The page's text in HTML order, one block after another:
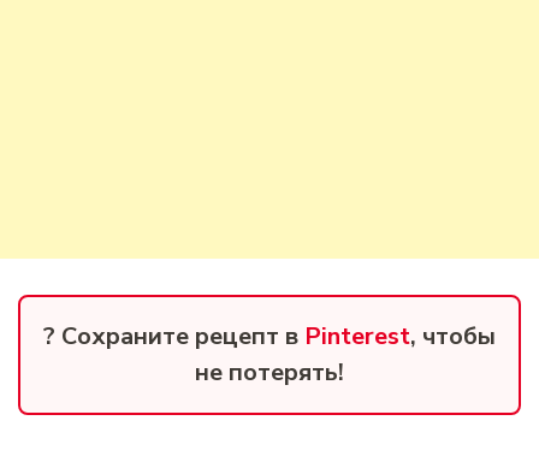
? Сохраните рецепт в Pinterest, чтобы
не потерять!